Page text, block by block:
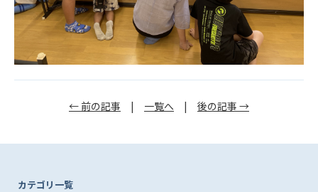
← 前の記事 | 一覧へ | 後の記事 →
カテゴリ一覧